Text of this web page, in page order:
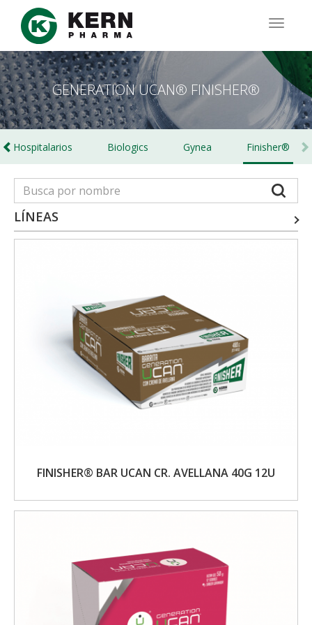
Pasar
contenido
principal
GENERATION UCAN® FINISHER®
Hospitalarios Biologics Gynea Finisher®
LÍNEAS
FINISHER® BAR UCAN CR. AVELLANA 40G 12U